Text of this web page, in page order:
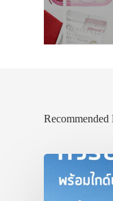
Recommended